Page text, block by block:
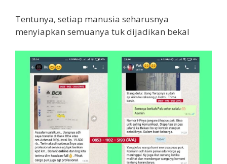
Tentunya, setiap manusia seharusnya
menyiapkan semuanya tuk dijadikan bekal